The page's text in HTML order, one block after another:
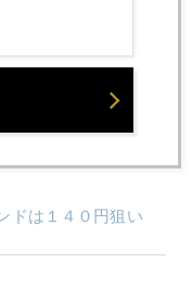
ドは１４０円狙い